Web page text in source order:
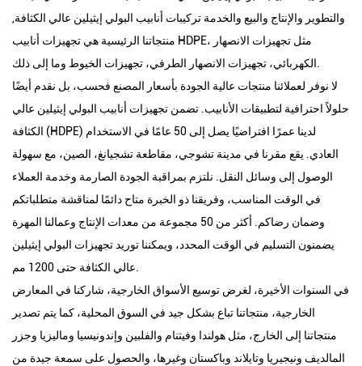
والتطوير والإنتاج والبيع والخدمة تركيبات أنابيب البولي إيثيلين عالي الكثافة,
منتجاتنا الرئيسية هي تجهيزات أنابيب HDPE، مثل تجهيزات الانصهار
الكهربائي، تجهيزات الانصهار الطرفي، تجهيزات الخيوط وما إلى ذلك.
لا نوفر لعملائنا منتجات عالية الجودة بأسعار المصنع فحسب، بل نقدم أيضًا
حلولاً احترافية لتطبيقات الأنابيب. تضمن تجهيزات أنابيب البولي إيثيلين عالي
الكثافة (HDPE) لدينا عمرًا افتراضيًا يصل إلى 50 عامًا في الاستخدام
العادي. يقع مقرنا في مدينة تشوجي، مقاطعة تشجيانغ، الصين، مع سهولة
الوصول إلى وسائل النقل. نلتزم بمراقبة الجودة الصارمة وخدمة العملاء
في الوقت المناسب، وفريقنا ذو الخبرة متاح دائمًا لمناقشة متطلباتكم
وضمان رضاكم. أكثر من 50 مجموعة من معدات الإنتاج وعمالنا المهرة
يضمنون التسليم في الوقت المحدد، ويمكننا توريد تجهيزات البولي إيثيلين
عالي الكثافة حتى 1200 مم.
في السنوات الأخيرة، لغرض توسيع الأسواق الخارجية، شاركنا في المعارض
الخارجية، منتجاتنا تباع بشكل جيد في السوق المحلية، كما يتم تصدير
منتجاتنا إلى الخارج، مثل هولندا وفيتنام والفلبين وإندونيسيا وماليزيا وجزر
المالديف ونيجيريا وتايلاند وباكستان وغيرها، والحصول على سمعة جيدة من